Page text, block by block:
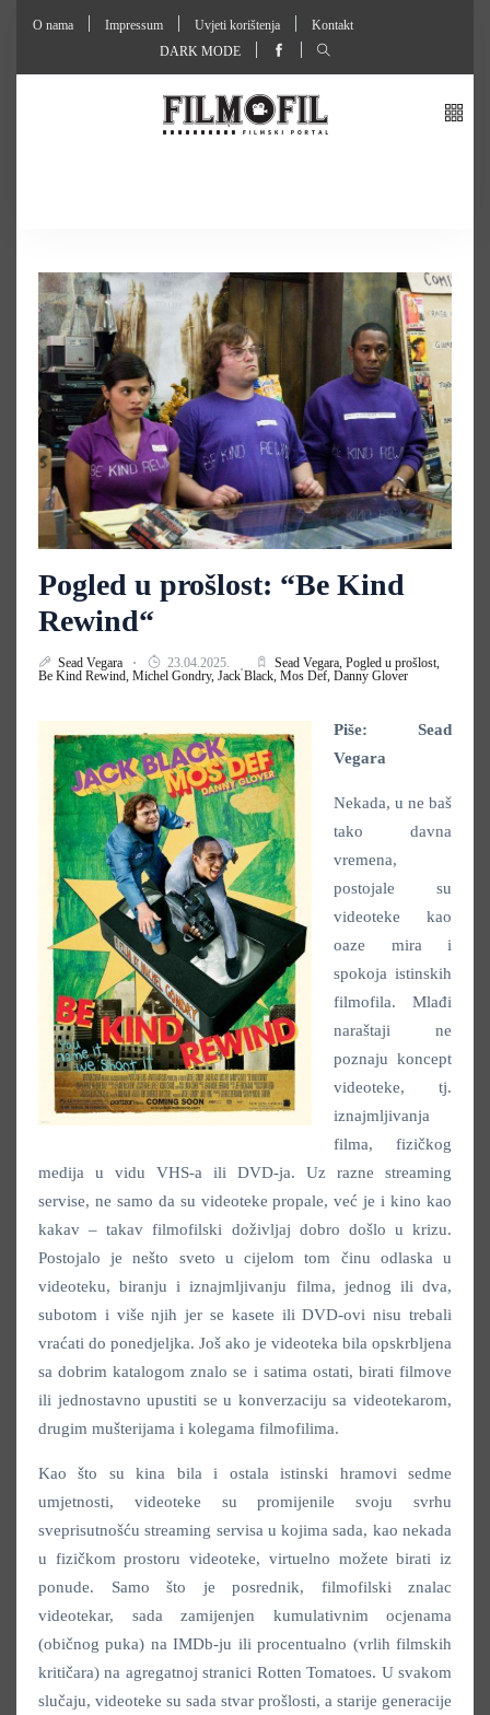
O nama Impressum Uvjeti korištenja
Kontakt
DARK MODE
Pogled u prošlost: “Be Kind
Rewind“
Sead Vegara 23.04.2025. Sead Vegara, Pogled u prošlost,
Be Kind Rewind, Michel Gondry, Jack Black, Mos Def, Danny Glover
Piše: Sead
Vegara
Nekada, u ne baš
tako davna
vremena,
postojale su
videoteke kao
oaze mira i
spokoja istinskih
filmofila. Mlađi
naraštaji ne
poznaju koncept
videoteke, tj.
iznajmljivanja
filma, fizičkog
medija u vidu VHS-a ili DVD-ja. Uz razne streaming
servise, ne samo da su videoteke propale, već je i kino kao
kakav – takav filmofilski doživljaj dobro došlo u krizu.
Postojalo je nešto sveto u cijelom tom činu odlaska u
videoteku, biranju i iznajmljivanju filma, jednog ili dva,
subotom i više njih jer se kasete ili DVD-ovi nisu trebali
vraćati do ponedjeljka. Još ako je videoteka bila opskrbljena
sa dobrim katalogom znalo se i satima ostati, birati filmove
ili jednostavno upustiti se u konverzaciju sa videotekarom,
drugim mušterijama i kolegama filmofilima.
Kao što su kina bila i ostala istinski hramovi sedme
umjetnosti, videoteke su promijenile svoju svrhu
sveprisutnošću streaming servisa u kojima sada, kao nekada
u fizičkom prostoru videoteke, virtuelno možete birati iz
ponude. Samo što je posrednik, filmofilski znalac
videotekar, sada zamijenjen kumulativnim ocjenama
(običnog puka) na IMDb-ju ili procentualno (vrlih filmskih
kritičara) na agregatnoj stranici Rotten Tomatoes. U svakom
slučaju, videoteke su sada stvar prošlosti, a starije generacije